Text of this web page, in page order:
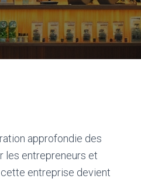
approfondie des
les entrepreneurs et
entreprise devient